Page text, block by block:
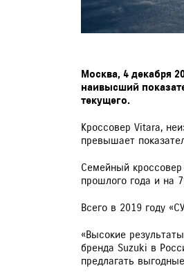
Москва, 4 декабря
наивысший
текущего.
Кроссовер Vitara,
превышает
Семейный
прошлого года и на
Всего в 2019 году
«Высокие
бренда Suzuki в
предлагать